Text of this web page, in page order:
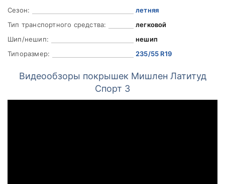
Сезон:
летняя
Тип транспортного средства:
легковой
Шип/нешип:
нешип
Типоразмер:
235/55 R19
Видеообзоры покрышек Мишлен Латитуд
Спорт 3